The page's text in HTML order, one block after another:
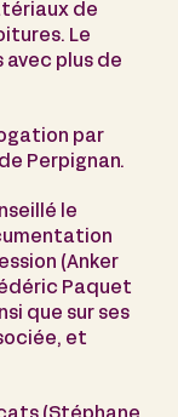
de
Le
avec plus de
par
Perpignan.
le
(Anker
Paquet
que sur ses
et